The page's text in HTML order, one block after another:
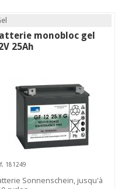
monobloc gel
25Ah
181249
Sonnenschein, jusqu'à